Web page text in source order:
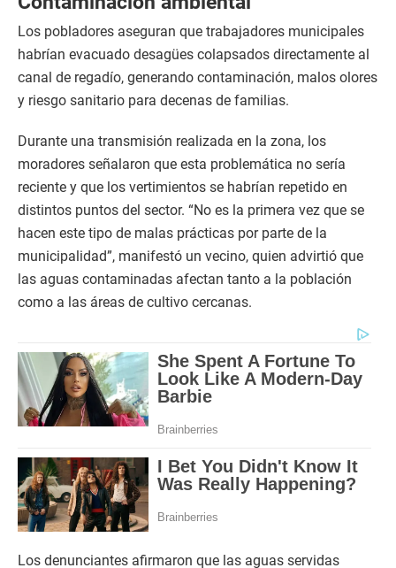
Los pobladores aseguran que trabajadores municipales
habrían evacuado desagües colapsados directamente al
canal de regadío, generando contaminación, malos olores
y riesgo sanitario para decenas de familias.
Durante una transmisión realizada en la zona, los
moradores señalaron que esta problemática no sería
reciente y que los vertimientos se habrían repetido en
distintos puntos del sector. “No es la primera vez que se
hacen este tipo de malas prácticas por parte de la
municipalidad”, manifestó un vecino, quien advirtió que
las aguas contaminadas afectan tanto a la población
como a las áreas de cultivo cercanas.
Los denunciantes afirmaron que las aguas servidas